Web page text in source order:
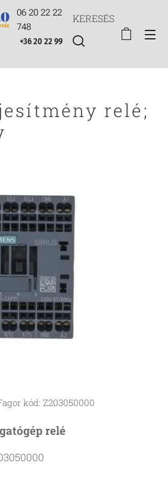
06 20 22 22
748
+36 20 22 99
KERESÉS
relé;
kód: Z203050000
relé